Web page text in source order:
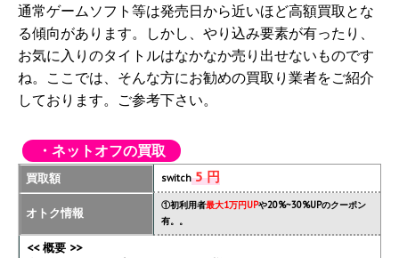
通常ゲームソフト等は発売日から近いほど高額買取とな
る傾向があります。しかし、やり込み要素が有ったり、
お気に入りのタイトルはなかなか売り出せないものです
ね。ここでは、そんな方にお勧めの買取り業者をご紹介
しております。ご参考下さい。
・ネットオフの買取
買取額 switch5 円
オトク情報
①初利用者最大1万円UPや20%~30%UPのクーポン
有。。
<< 概要 >>